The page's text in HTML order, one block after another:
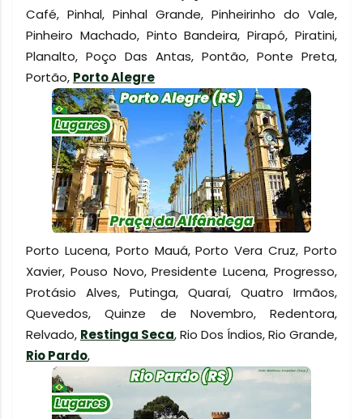
Café, Pinhal, Pinhal Grande, Pinheirinho do Vale,
Pinheiro Machado, Pinto Bandeira, Pirapó, Piratini,
Planalto, Poço Das Antas, Pontão, Ponte Preta,
Portão, Porto Alegre
Porto Lucena, Porto Mauá, Porto Vera Cruz, Porto
Xavier, Pouso Novo, Presidente Lucena, Progresso,
Protásio Alves, Putinga, Quaraí, Quatro Irmãos,
Quevedos, Quinze de Novembro, Redentora,
Relvado, Restinga Seca, Rio Dos Índios, Rio Grande,
Rio Pardo,